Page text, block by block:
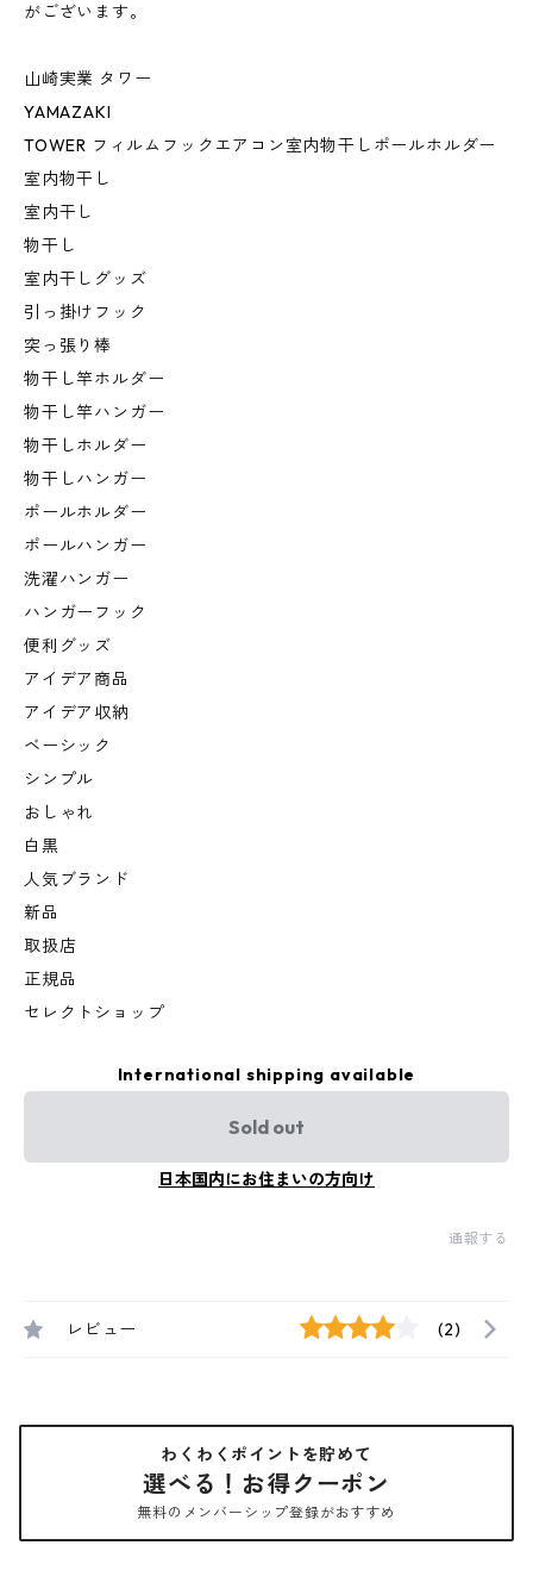
がございます。
山崎実業 タワー
YAMAZAKI
TOWER フィルムフックエアコン室内物干しポールホルダー
室内物干し
室内干し
物干し
室内干しグッズ
引っ掛けフック
突っ張り棒
物干し竿ホルダー
物干し竿ハンガー
物干しホルダー
物干しハンガー
ポールホルダー
ポールハンガー
洗濯ハンガー
ハンガーフック
便利グッズ
アイデア商品
アイデア収納
ベーシック
シンプル
おしゃれ
白黒
人気ブランド
新品
取扱店
正規品
セレクトショップ
International shipping available
Sold out
日本国内にお住まいの方向け
通報する
レビュー (2)
わくわくポイントを貯めて
選べる！お得クーポン
無料のメンバーシップ登録がおすすめ